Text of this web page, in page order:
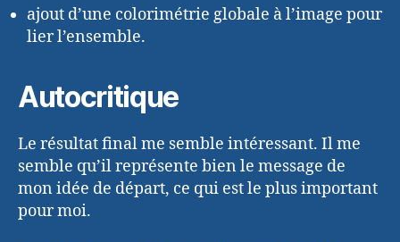
ajout d’une colorimétrie globale à l’image pour
lier l’ensemble.
Autocritique
Le résultat final me semble intéressant. Il me
semble qu’il représente bien le message de
mon idée de départ, ce qui est le plus important
pour moi.